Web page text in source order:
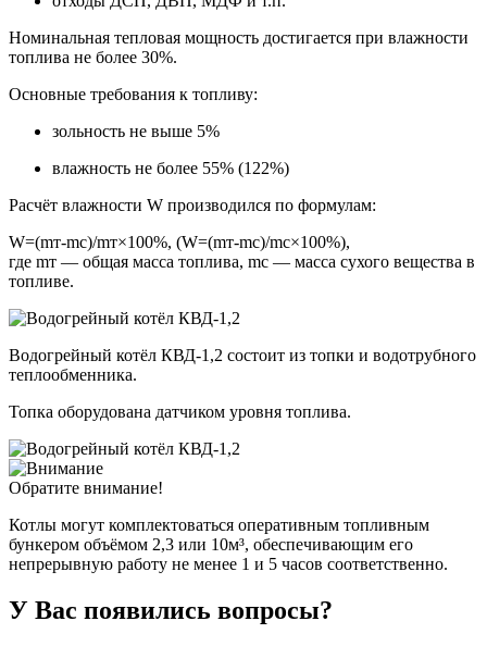
Номинальная тепловая мощность достигается при влажности
топлива не более 30%.
Основные требования к топливу:
зольность не выше 5%
влажность не более 55% (122%)
Расчёт влажности W производился по формулам:
W=(mт-mс)/mт×100%, (W=(mт-mс)/mс×100%),
где mт — общая масса топлива, mс — масса сухого вещества в
топливе.
Водогрейный котёл КВД-1,2 состоит из топки и водотрубного
теплообменника.
Топка оборудована датчиком уровня топлива.
Обратите внимание!
Котлы могут комплектоваться оперативным топливным
бункером объёмом 2,3 или 10м³, обеспечивающим его
непрерывную работу не менее 1 и 5 часов соответственно.
У Вас появились вопросы?